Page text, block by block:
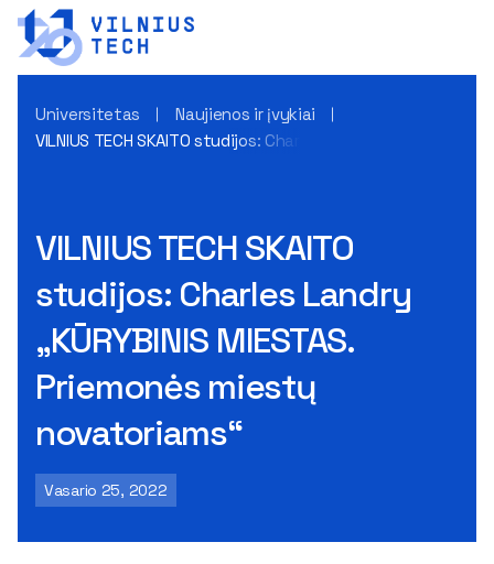
Universitetas
Naujienos ir įvykiai
VILNIUS TECH SKAITO studijos: Charles Landry „KŪRYBINIS
VILNIUS TECH SKAITO
studijos: Charles Landry
„KŪRYBINIS MIESTAS.
Priemonės miestų
novatoriams“
Vasario 25, 2022